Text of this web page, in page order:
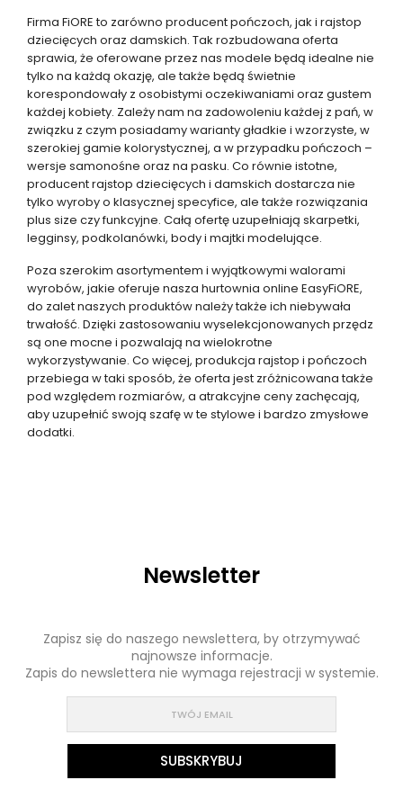
Firma FiORE to zarówno producent pończoch, jak i rajstop
dziecięcych oraz damskich. Tak rozbudowana oferta
sprawia, że oferowane przez nas modele będą idealne nie
tylko na każdą okazję, ale także będą świetnie
korespondowały z osobistymi oczekiwaniami oraz gustem
każdej kobiety. Zależy nam na zadowoleniu każdej z pań, w
związku z czym posiadamy warianty gładkie i wzorzyste, w
szerokiej gamie kolorystycznej, a w przypadku pończoch –
wersje samonośne oraz na pasku. Co równie istotne,
producent rajstop dziecięcych i damskich dostarcza nie
tylko wyroby o klasycznej specyfice, ale także rozwiązania
plus size czy funkcyjne. Całą ofertę uzupełniają skarpetki,
legginsy, podkolanówki, body i majtki modelujące.
Poza szerokim asortymentem i wyjątkowymi walorami
wyrobów, jakie oferuje nasza hurtownia online EasyFiORE,
do zalet naszych produktów należy także ich niebywała
trwałość. Dzięki zastosowaniu wyselekcjonowanych przędz
są one mocne i pozwalają na wielokrotne
wykorzystywanie. Co więcej, produkcja rajstop i pończoch
przebiega w taki sposób, że oferta jest zróżnicowana także
pod względem rozmiarów, a atrakcyjne ceny zachęcają,
aby uzupełnić swoją szafę w te stylowe i bardzo zmysłowe
dodatki.
Newsletter
Zapisz się do naszego newslettera, by otrzymywać
najnowsze informacje.
Zapis do newslettera nie wymaga rejestracji w systemie.